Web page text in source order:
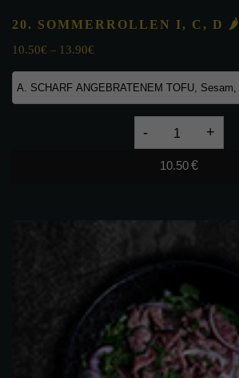
20. SOMMERROLLEN I, C, D 🌶
10.50€ – 13.90€
SOMMERROLLEN
10.50€